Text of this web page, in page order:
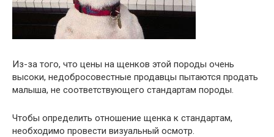
Из-за того, что цены на щенков этой породы очень
высоки, недобросовестные продавцы пытаются продать
малыша, не соответствующего стандартам породы.
Чтобы определить отношение щенка к стандартам,
необходимо провести визуальный осмотр.